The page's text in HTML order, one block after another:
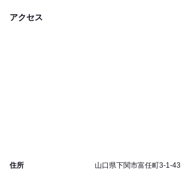
アクセス
住所 山口県下関市富任町3-1-43